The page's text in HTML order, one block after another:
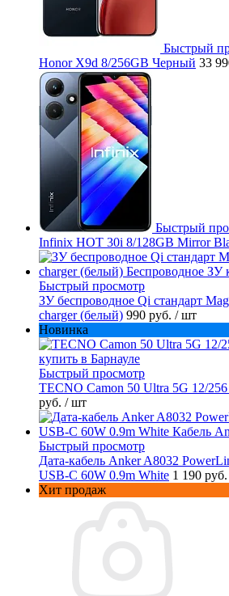
Быстрый
Honor X9d 8/256GB Черный 33
Быстрый
Infinix HOT 30i 8/128GB Mirror
Быстрый просмотр
ЗУ беспроводное Qi стандарт
charger (белый) 990 руб. / шт
Новинка
Быстрый просмотр
TECNO Camon 50 Ultra 5G 12/
руб. / шт
Быстрый просмотр
Дата-кабель Anker A8032
USB-C 60W 0.9m White 1 190 руб.
Хит продаж